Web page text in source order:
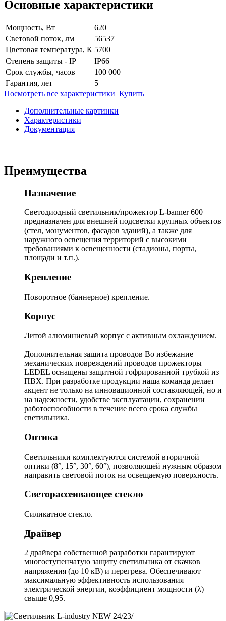
Основные характеристики
Мощность, Вт
620
Световой поток, лм
56537
Цветовая температура, К 5700
Степень защиты - IP
IP66
Срок службы, часов
100 000
Гарантия, лет
5
Посмотреть все характеристики Купить
Дополнительные картинки
Характеристики
Документация
Преимущества
Назначение
Светодиодный светильник/прожектор L-banner 600
предназначен для внешней подсветки крупных объектов
(стел, монументов, фасадов зданий), а также для
наружного освещения территорий с высокими
требованиями к освещенности (стадионы, порты,
площади и т.п.).
Крепление
Поворотное (баннерное) крепление.
Корпус
Литой алюминиевый корпус с активным охлаждением.
Дополнительная защита проводов Во избежание
механических повреждений проводов прожекторы
LEDEL оснащены защитной гофрированной трубкой из
ПВХ. При разработке продукции наша команда делает
акцент не только на инновационной составляющей, но и
на надежности, удобстве эксплуатации, сохранении
работоспособности в течение всего срока службы
светильника.
Оптика
Светильники комплектуются системой вторичной
оптики (8°, 15°, 30°, 60°), позволяющей нужным образом
направить световой поток на освещаемую поверхность.
Светорассеивающее стекло
Силикатное стекло.
Драйвер
2 драйвера собственной разработки гарантируют
многоступенчатую защиту светильника от скачков
напряжения (до 10 кВ) и перегрева. Обеспечивают
максимальную эффективность использования
электрической энергии, коэффициент мощности (λ)
свыше 0,95.